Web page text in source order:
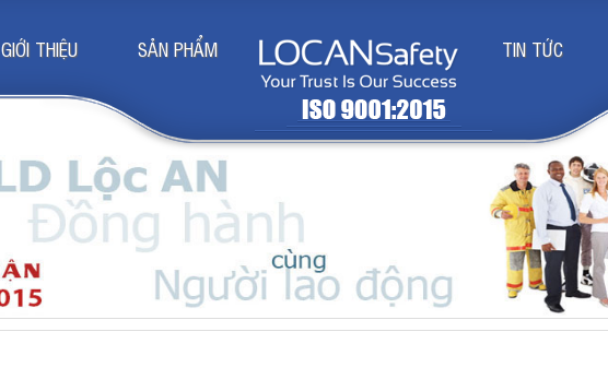
GIỚI THIỆU SẢN PHẨM TIN TỨC